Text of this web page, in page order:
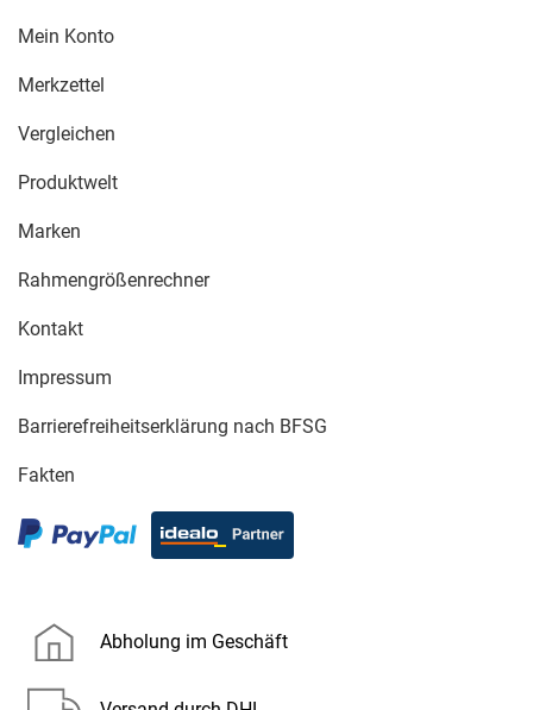
Mein Konto
Merkzettel
Vergleichen
Produktwelt
Marken
Rahmengrößenrechner
Kontakt
Impressum
Barrierefreiheitserklärung nach BFSG
Fakten
Abholung im Geschäft